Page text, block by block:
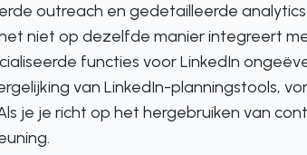
outreach en gedetailleerde
niet op dezelfde manier integreert
functies voor LinkedIn
van LinkedIn-planningstools,
je je richt op het hergebruiken van